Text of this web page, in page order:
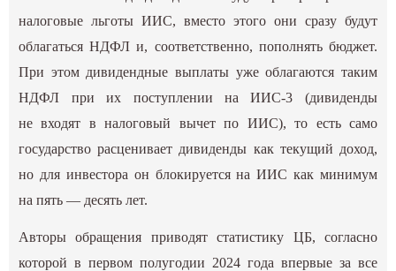
налоговые льготы ИИС, вместо этого они сразу будут
облагаться НДФЛ и, соответственно, пополнять бюджет.
При этом дивидендные выплаты уже облагаются таким
НДФЛ при их поступлении на ИИС-3 (дивиденды
не входят в налоговый вычет по ИИС), то есть само
государство расценивает дивиденды как текущий доход,
но для инвестора он блокируется на ИИС как минимум
на пять — десять лет.
Авторы обращения приводят статистику ЦБ, согласно
которой в первом полугодии 2024 года впервые за все